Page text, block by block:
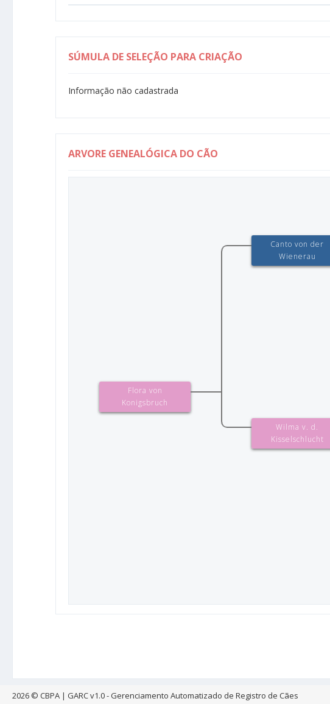
SÚMULA DE SELEÇÃO PARA CRIAÇÃO
Informação não cadastrada
ARVORE GENEALÓGICA DO CÃO
Flora von
Konigsbruch
Canto von der
Wienerau
Wilma v. d.
Kisselschlucht
2026 © CBPA | GARC v1.0 - Gerenciamento Automatizado de Registro de Cães